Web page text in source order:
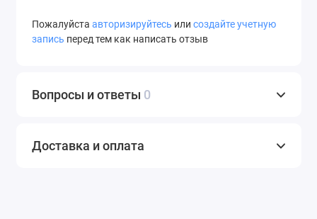
Пожалуйста авторизируйтесь или создайте учетную
запись перед тем как написать отзыв
Вопросы и ответы 0
Доставка и оплата